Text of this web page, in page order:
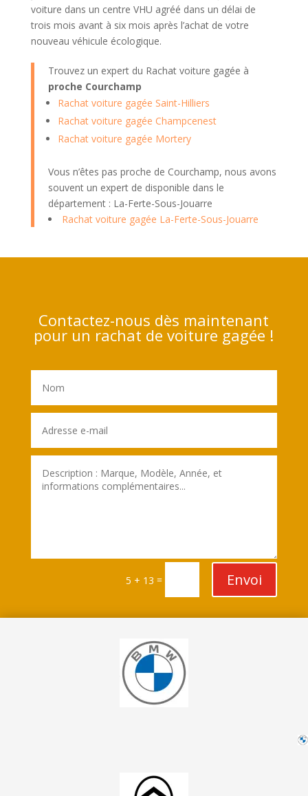
voiture dans un centre VHU agréé dans un délai de
trois mois avant à six mois après l’achat de votre
nouveau véhicule écologique.
Trouvez un expert du Rachat voiture gagée à
proche Courchamp
Rachat voiture gagée Saint-Hilliers
Rachat voiture gagée Champcenest
Rachat voiture gagée Mortery
Vous n’êtes pas proche de Courchamp, nous avons
souvent un expert de disponible dans le
département : La-Ferte-Sous-Jouarre
Rachat voiture gagée La-Ferte-Sous-Jouarre
Contactez-nous dès maintenant
pour un rachat de voiture gagée !
5 + 13 = Envoi